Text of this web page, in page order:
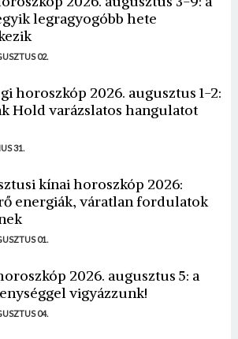
legragyogóbb hete
02.
horoszkóp 2026. augusztus 1-2:
Hold varázslatos hangulatot
31.
kínai horoszkóp 2026:
energiák, váratlan fordulatok
01.
2026. augusztus 5: a
vigyázzunk!
04.